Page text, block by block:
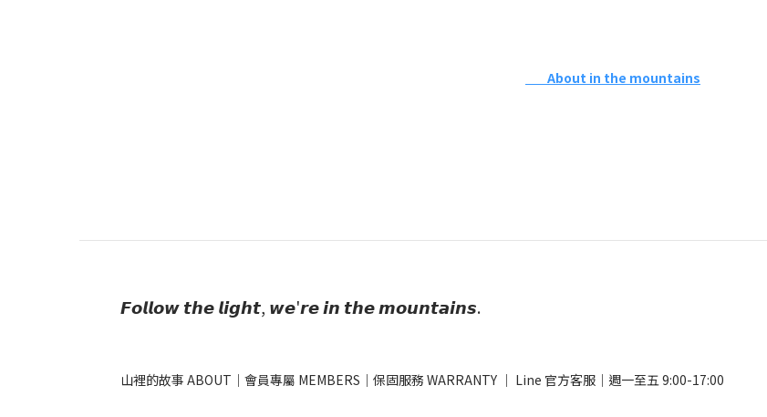
About in the mountains
𝙁𝙤𝙡𝙡𝙤𝙬 𝙩𝙝𝙚 𝙡𝙞𝙜𝙝𝙩, 𝙬𝙚'𝙧𝙚 𝙞𝙣 𝙩𝙝𝙚 𝙢𝙤𝙪𝙣𝙩𝙖𝙞𝙣𝙨.
山裡的故事 ABOUT ｜ 會員專屬 MEMBERS ｜ 保固服務 WARRANTY ｜ Line 官方客服 ｜週一至五 9:00-17:00​